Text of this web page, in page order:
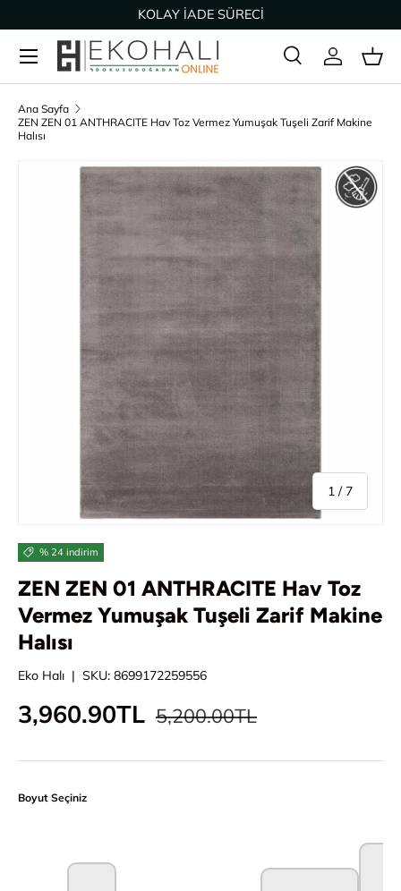
İçeriğe geç
KOLAY İADE SÜRECİ
Arama
Ürün türü
Ara Giriş Yap
Ana Sayfa
ZEN ZEN 01 ANTHRACITE Hav Toz Vermez Yumuşak Tuşeli Zarif Makine
Halısı
Ürün bilgisine geç
1 / /7
% 24 indirim
ZEN ZEN 01 ANTHRACITE Hav Toz
Vermez Yumuşak Tuşeli Zarif Makine
Halısı
Eko Halı | SKU: 8699172259556
İndirimli fiyat
3,960.90TL Normal fiyat
5,200.00TL
Boyut Seçiniz